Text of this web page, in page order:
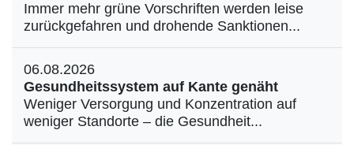
Immer mehr grüne Vorschriften werden leise
zurückgefahren und drohende Sanktionen...
06.08.2026
Gesundheitssystem auf Kante genäht
Weniger Versorgung und Konzentration auf
weniger Standorte – die Gesundheit...